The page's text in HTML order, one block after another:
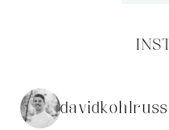
davidkohlruss